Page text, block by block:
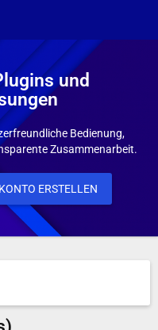
und
Bedienung,
Zusammenarbeit.
ERSTELLEN